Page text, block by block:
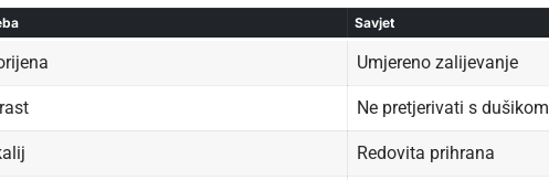
Savjet
Umjereno zalijevanje
Ne pretjerivati s dušikom
Redovita prihrana